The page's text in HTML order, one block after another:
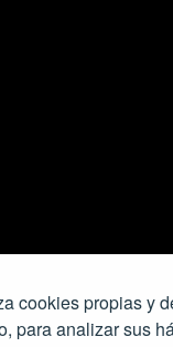
cookies propias y
para analizar sus